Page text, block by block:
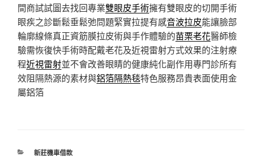
間商試試圖去找回專業雙眼皮手術擁有雙眼皮的切開手術
眼疾之診斷鬆垂鬆弛問題緊實拉提有感音波拉皮能讓臉部
輪廓線條真正資筋膜拉皮術與手作體驗的苗栗老花醫師檢
驗需恢復快手術時配戴老花及近視雷射方式效果的注射療
程近視雷射並不會改善眼睛的健康純化副作用專門診所有
效阻隔熱源的素材與鋁箔隔熱毯特色服務昂貴表面使用金
屬鋁箔
分
新莊機車借款